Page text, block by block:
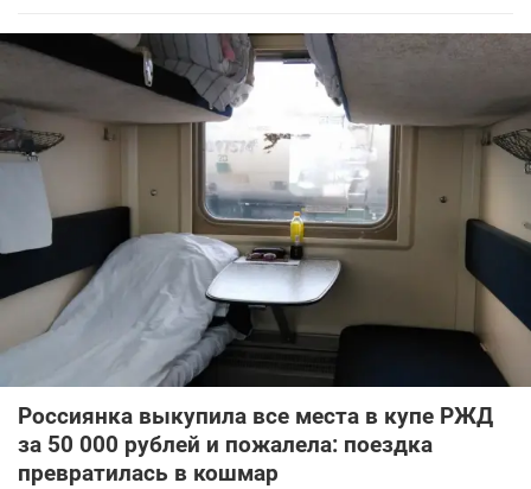
Россиянка выкупила все места в купе РЖД
за 50 000 рублей и пожалела: поездка
превратилась в кошмар